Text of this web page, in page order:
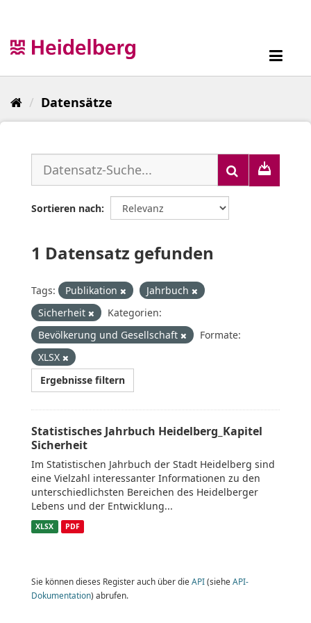
Datensätze
Sortieren nach
1 Datensatz gefunden
Tags: Publikation
Jahrbuch
Sicherheit
Kategorien:
Bevölkerung und Gesellschaft
Formate:
XLSX
Ergebnisse filtern
Statistisches Jahrbuch Heidelberg_Kapitel
Sicherheit
Im Statistischen Jahrbuch der Stadt Heidelberg sind
eine Vielzahl interessanter Informationen zu den
unterschiedlichsten Bereichen des Heidelberger
Lebens und der Entwicklung...
XLSX PDF
Sie können dieses Register auch über die API(siehe API-
Dokumentation) abrufen.